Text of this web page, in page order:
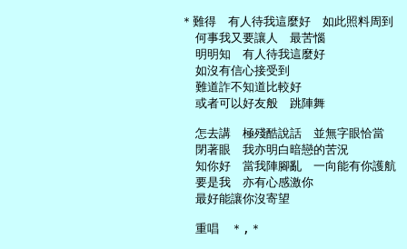
   ＊難得　有人待我這麼好　如此照料周到
     何事我又要讓人　最苦惱
     明明知　有人待我這麼好
     如沒有信心接受到
     難道詐不知道比較好
     或者可以好友般　跳陣舞
     怎去講　極殘酷說話　並無字眼恰當
     閉著眼　我亦明白暗戀的苦況
     知你好　當我陣腳亂　一向能有你護航
     要是我　亦有心感激你
     最好能讓你沒寄望